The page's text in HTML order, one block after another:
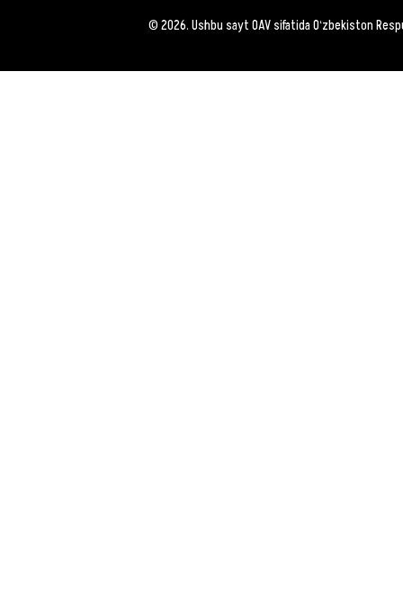
© 2026. Ushbu sayt OAV sifatida Oʻzbekiston